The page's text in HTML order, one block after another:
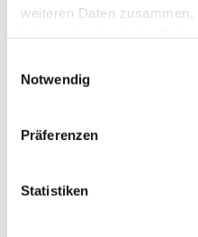
weiteren Daten
Notwendig
Präferenzen
Statistiken